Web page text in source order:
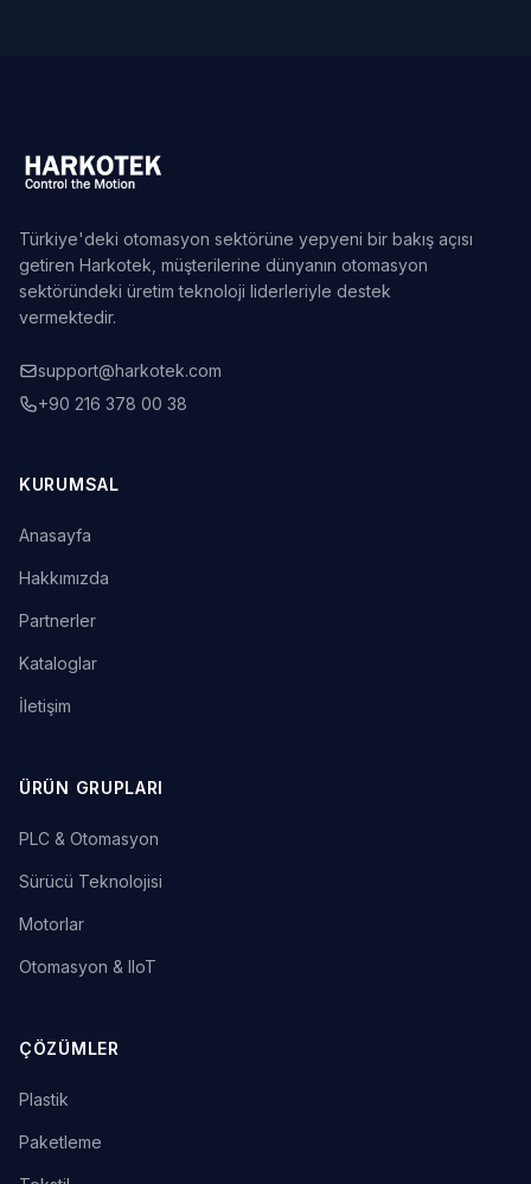
Türkiye'deki otomasyon sektörüne yepyeni bir bakış açısı
getiren Harkotek, müşterilerine dünyanın otomasyon
sektöründeki üretim teknoloji liderleriyle destek
vermektedir.
support@harkotek.com
+90 216 378 00 38
KURUMSAL
Anasayfa
Hakkımızda
Partnerler
Kataloglar
İletişim
ÜRÜN GRUPLARI
PLC & Otomasyon
Sürücü Teknolojisi
Motorlar
Otomasyon & IIoT
ÇÖZÜMLER
Plastik
Paketleme